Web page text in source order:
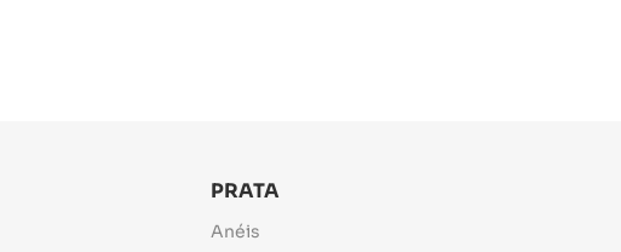
PRATA
Anéis